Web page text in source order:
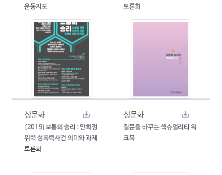
운동지도
토론회
성문화
[2019] 보통의 승리 : 안희정
위력 성폭력사건 의미와 과제
토론회
성문화
질문을 바꾸는 섹슈얼리티 워
크북